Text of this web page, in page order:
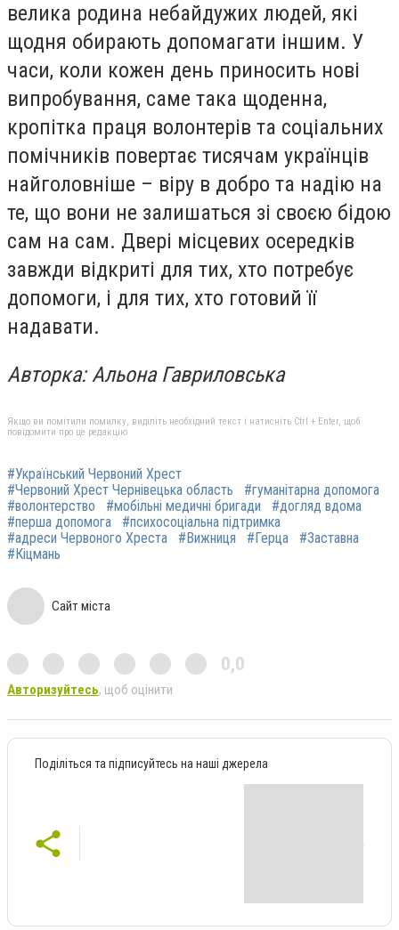
велика родина небайдужих людей, які
щодня обирають допомагати іншим. У
часи, коли кожен день приносить нові
випробування, саме така щоденна,
кропітка праця волонтерів та соціальних
помічників повертає тисячам українців
найголовніше – віру в добро та надію на
те, що вони не залишаться зі своєю бідою
сам на сам. Двері місцевих осередків
завжди відкриті для тих, хто потребує
допомоги, і для тих, хто готовий її
надавати.
Авторка: Альона Гавриловська
Якщо ви помітили помилку, виділіть необхідний текст і натисніть Ctrl + Enter, щоб
повідомити про це редакцію
#Український Червоний Хрест
#Червоний Хрест Чернівецька область
#гуманітарна допомога
#волонтерство
#мобільні медичні бригади
#догляд вдома
#перша допомога
#психосоціальна підтримка
#адреси Червоного Хреста
#Вижниця #Герца
#Заставна
#Кіцмань
Сайт міста
0,0
Авторизуйтесь, щоб оцінити
Поділіться та підписуйтесь на наші джерела